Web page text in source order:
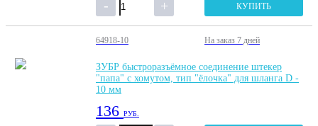
КУПИТЬ
64918-10 На заказ 7 дней
ЗУБР быстроразъёмное соединение штекер
"папа" с хомутом, тип "ёлочка" для шланга D -
10 мм
136 РУБ.